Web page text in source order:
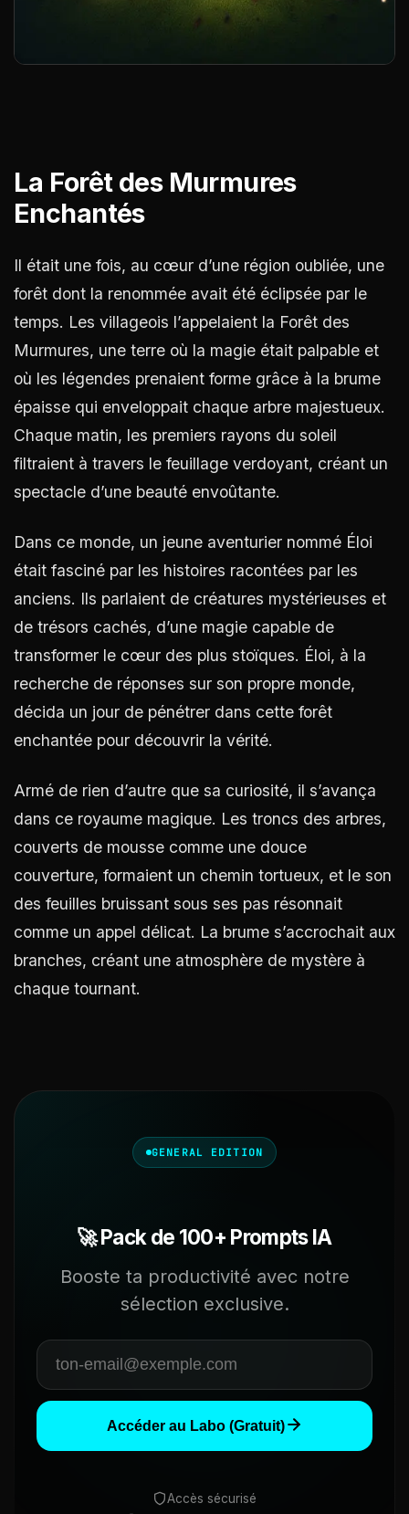
La Forêt des Murmures
Enchantés
Il était une fois, au cœur d’une région oubliée, une
forêt dont la renommée avait été éclipsée par le
temps. Les villageois l’appelaient la Forêt des
Murmures, une terre où la magie était palpable et
où les légendes prenaient forme grâce à la brume
épaisse qui enveloppait chaque arbre majestueux.
Chaque matin, les premiers rayons du soleil
filtraient à travers le feuillage verdoyant, créant un
spectacle d’une beauté envoûtante.
Dans ce monde, un jeune aventurier nommé Éloi
était fasciné par les histoires racontées par les
anciens. Ils parlaient de créatures mystérieuses et
de trésors cachés, d’une magie capable de
transformer le cœur des plus stoïques. Éloi, à la
recherche de réponses sur son propre monde,
décida un jour de pénétrer dans cette forêt
enchantée pour découvrir la vérité.
Armé de rien d’autre que sa curiosité, il s’avança
dans ce royaume magique. Les troncs des arbres,
couverts de mousse comme une douce
couverture, formaient un chemin tortueux, et le son
des feuilles bruissant sous ses pas résonnait
comme un appel délicat. La brume s’accrochait aux
branches, créant une atmosphère de mystère à
chaque tournant.
GENERAL EDITION
🚀 Pack de 100+ Prompts IA
Booste ta productivité avec notre
sélection exclusive.
Accéder au Labo (Gratuit)
Accès sécurisé